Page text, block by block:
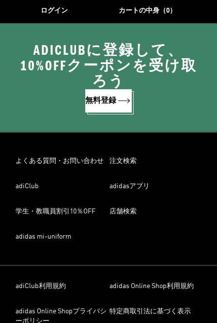
ログイン カートの中身（0）
ADICLUBに登録して、
10%OFFクーポンを受け取
ろう
無料登録
よくある質問・お問い合わせ 注文検索
adiClub adidasアプリ
学生・教職員割引10％OFF 店舗検索
adidas mi-uniform
adiClub利用規約 adidas Online Shop利用規約
adidas Online Shopプライバシ
ーポリシー
特定商取引法に基づく表示